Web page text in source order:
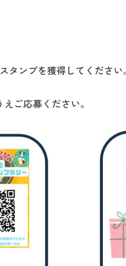
タンプを獲得してください
ご応募ください。